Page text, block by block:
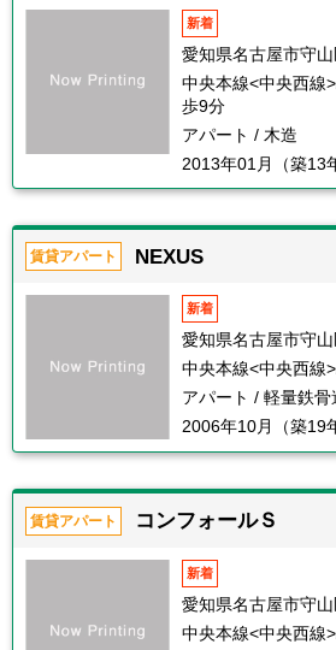
新着
愛知県名古屋市守
中央本線<中央西線
歩9分
アパート / 木造
2013年01月（築13
賃貸アパート NEXUS
新着
愛知県名古屋市守
中央本線<中央西線
アパート / 軽量鉄骨
2006年10月（築19
賃貸アパート コンフォールＳ
新着
愛知県名古屋市守
中央本線<中央西線